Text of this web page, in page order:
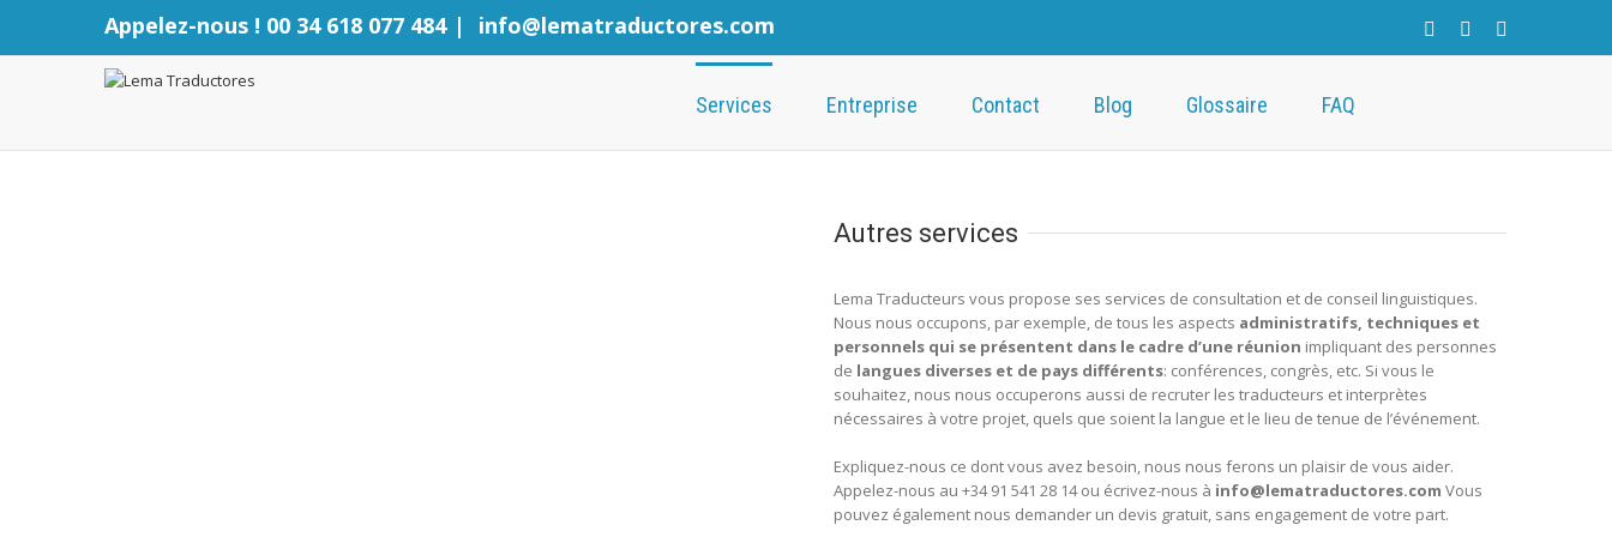
Appelez-nous ! 00 34 618 077 484 | info@lematraductores.com
Services Entreprise Contact Blog Glossaire FAQ
Autres services
Lema Traducteurs vous propose ses services de consultation et de conseil linguistiques.
Nous nous occupons, par exemple, de tous les aspects administratifs, techniques et
personnels qui se présentent dans le cadre d’une réunion impliquant des personnes
de langues diverses et de pays différents: conférences, congrès, etc. Si vous le
souhaitez, nous nous occuperons aussi de recruter les traducteurs et interprètes
nécessaires à votre projet, quels que soient la langue et le lieu de tenue de l’événement.
Expliquez-nous ce dont vous avez besoin, nous nous ferons un plaisir de vous aider.
Appelez-nous au +34 91 541 28 14 ou écrivez-nous à info@lematraductores.com Vous
pouvez également nous demander un devis gratuit, sans engagement de votre part.